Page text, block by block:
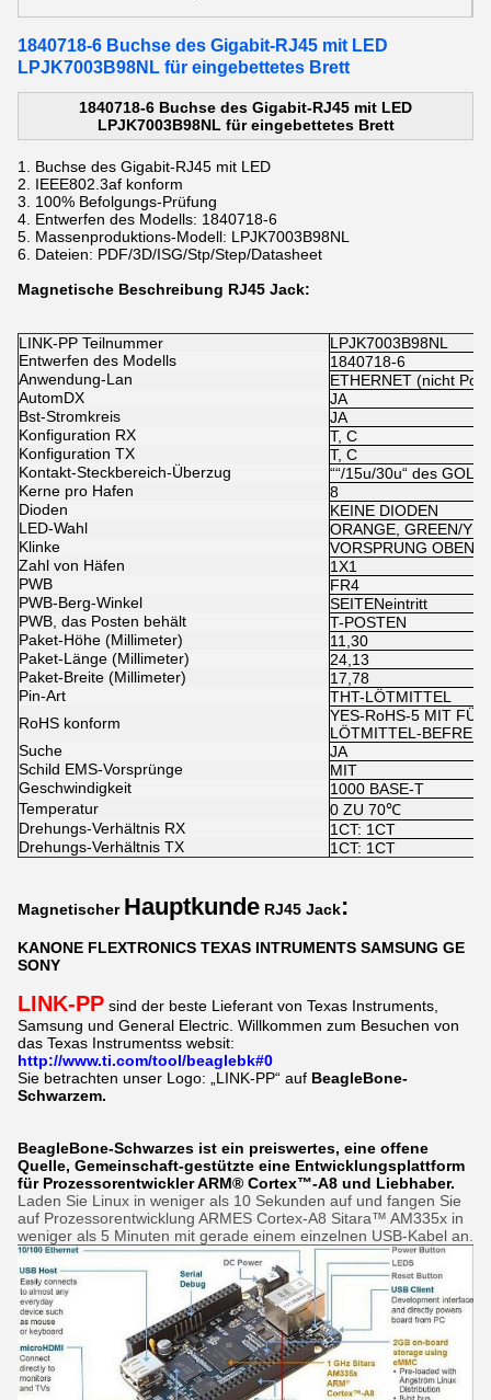
1840718-6 Buchse des Gigabit-RJ45 mit LED
LPJK7003B98NL für eingebettetes Brett
1840718-6 Buchse des Gigabit-RJ45 mit LED
LPJK7003B98NL für eingebettetes Brett
1. Buchse des Gigabit-RJ45 mit LED
2. IEEE802.3af konform
3. 100% Befolgungs-Prüfung
4. Entwerfen des Modells: 1840718-6
5. Massenproduktions-Modell: LPJK7003B98NL
6. Dateien: PDF/3D/ISG/Stp/Step/Datasheet
Magnetische Beschreibung RJ45 Jack:
LINK-PP Teilnummer
LPJK7003B98NL
Entwerfen des Modells
1840718-6
Anwendung-Lan
ETHERNET (nicht
AutomDX
JA
Bst-Stromkreis
JA
Konfiguration RX
T, C
Konfiguration TX
T, C
Kontakt-Steckbereich-Überzug
““/15u/30u“ des
Kerne pro Hafen
8
Dioden
KEINE DIODEN
LED-Wahl
ORANGE, GREEN/
Klinke
VORSPRUNG OBEN
Zahl von Häfen
1X1
PWB
FR4
PWB-Berg-Winkel
SEITENeintritt
PWB, das Posten behält
T-POSTEN
Paket-Höhe (Millimeter)
11,30
Paket-Länge (Millimeter)
24,13
Paket-Breite (Millimeter)
17,78
Pin-Art
THT-LÖTMITTEL
RoHS konform
YES-RoHS-5 MIT
LÖTMITTEL-
Suche
JA
Schild EMS-Vorsprünge
MIT
Geschwindigkeit
1000 BASE-T
Temperatur
0 ZU 70℃
Drehungs-Verhältnis RX
1CT: 1CT
Drehungs-Verhältnis TX
1CT: 1CT
Magnetischer Hauptkunde RJ45 Jack:
KANONE FLEXTRONICS TEXAS INTRUMENTS SAMSUNG GE
SONY
LINK-PP sind der beste Lieferant von Texas Instruments,
Samsung und General Electric. Willkommen zum Besuchen von
das Texas Instrumentss websit:
http://www.ti.com/tool/beaglebk#0
Sie betrachten unser Logo: „LINK-PP“ auf BeagleBone-
Schwarzem.
BeagleBone-Schwarzes ist ein preiswertes, eine offene
Quelle, Gemeinschaft-gestützte eine Entwicklungsplattform
für Prozessorentwickler ARM® Cortex™-A8 und Liebhaber.
Laden Sie Linux in weniger als 10 Sekunden auf und fangen Sie
auf Prozessorentwicklung ARMES Cortex-A8 Sitara™ AM335x in
weniger als 5 Minuten mit gerade einem einzelnen USB-Kabel an.